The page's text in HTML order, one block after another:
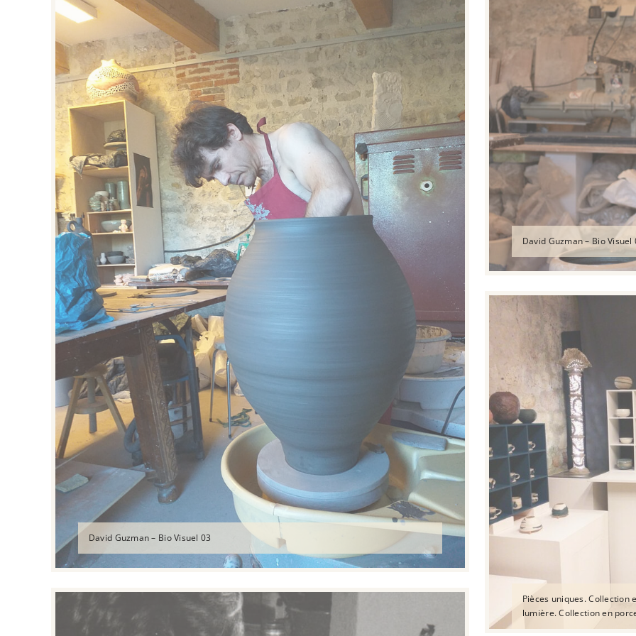
David Guzman – Bio Visuel 03
David Guzman – Bio Visuel
Pièces uniques. Collection
lumière. Collection en